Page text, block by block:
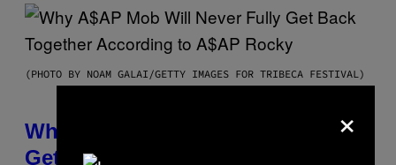
(PHOTO BY NOAM GALAI/GETTY IMAGES FOR TRIBECA FESTIVAL)
Why A$AP Mob Will Never Fully
Get Back Together, According to
×